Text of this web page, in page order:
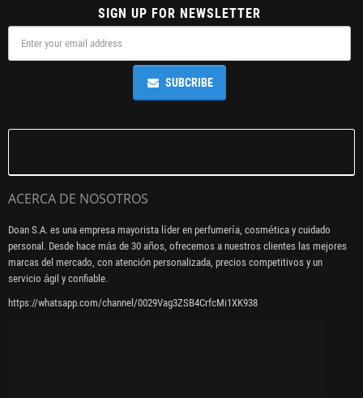
SIGN UP FOR NEWSLETTER
SUBCRIBE
ACERCA DE NOSOTROS
Doan S.A. es una empresa mayorista líder en perfumería, cosmética y cuidado
personal. Desde hace más de 30 años, ofrecemos a nuestros clientes las mejores
marcas del mercado, con atención personalizada, precios competitivos y un
servicio ágil y confiable.
https://whatsapp.com/channel/0029Vag3ZSB4CrfcMi1XK938